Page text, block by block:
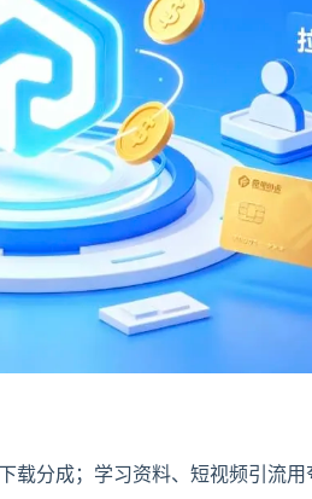
载分成；学习资料、短视频引流